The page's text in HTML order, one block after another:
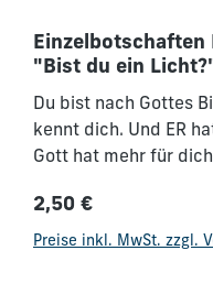
Einzelbotschaften
"Bist du ein
Du bist nach Gottes
kennt dich. Und ER
Gott hat mehr für
von uns. - Er hat eine
einzigartig ist wie du
Regulärer Preis:
2,50 €
Preise inkl. MwSt. zzgl.